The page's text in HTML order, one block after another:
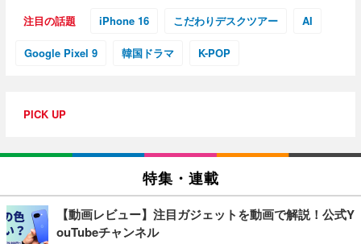
注目の話題 iPhone 16 こだわりデスクツアー AI
Google Pixel 9 韓国ドラマ K-POP
PICK UP
特集・連載
【動画レビュー】注目ガジェットを動画で解説！公式Y
ouTubeチャンネル